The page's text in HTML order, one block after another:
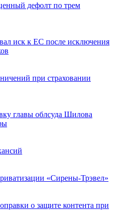
дефолт по трем
иск к ЕС после исключения
при страховании
главы облсуда Шилова
«Сирены-Трэвел»
о защите контента при